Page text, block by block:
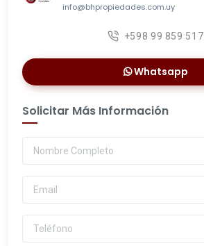
info@bhpropiedades.com.uy
+598 99 859 517
Whatsapp
Solicitar Más Información